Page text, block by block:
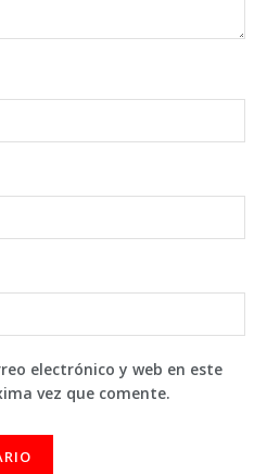
electrónico y web en este
vez que comente.